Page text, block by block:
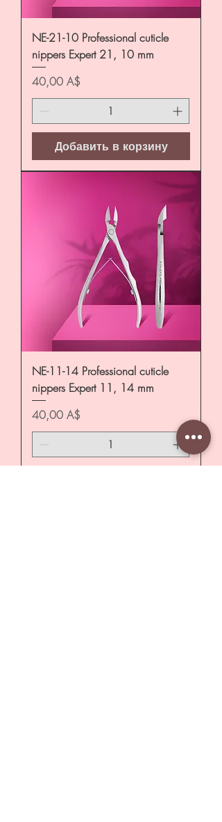
NE-21-10 Professional cuticle
nippers Expert 21, 10 mm
Цена
40,00 A$
Добавить в корзину
NE-11-14 Professional cuticle
nippers Expert 11, 14 mm
Цена
40,00 A$